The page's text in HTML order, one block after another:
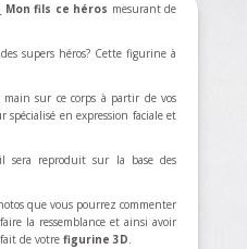
Mon fils ce héros mesurant de
supers héros? Cette figurine à
sur ce corps à partir de vos
en expression faciale et
sera reproduit sur la base des
que vous pourrez commenter
la ressemblance et ainsi avoir
de votre figurine 3D.